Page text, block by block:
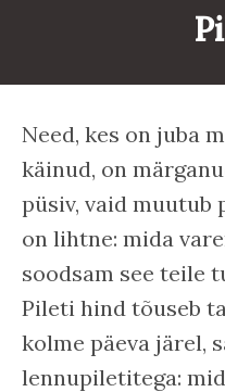
Need, kes on juba
käinud, on
püsiv, vaid muutub
on lihtne: mida
soodsam see teile
Pileti hind tõuseb
kolme päeva järel,
lennupiletitega: